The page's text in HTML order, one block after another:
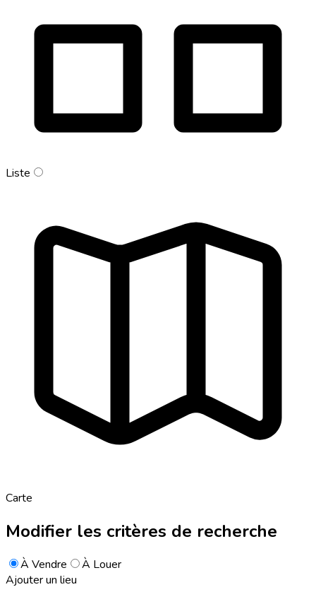
Liste
Carte
Modifier les critères de recherche
À Vendre
À Louer
Ajouter un lieu